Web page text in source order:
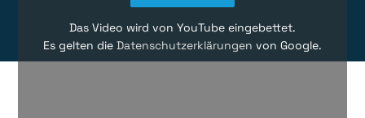
Das Video wird von YouTube eingebettet.
Es gelten die Datenschutzerklärungen von Google.